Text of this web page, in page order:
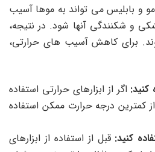
مو و بابلیس می تواند به موها آسیب
و شکنندگی آنها شود. در نتیجه،
برای کاهش آسیب های حرارتی،
کنید: اگر از ابزارهای حرارتی استفاده
کمترین درجه حرارت ممکن استفاده
کنید:قبل از استفاده از ابزارهای